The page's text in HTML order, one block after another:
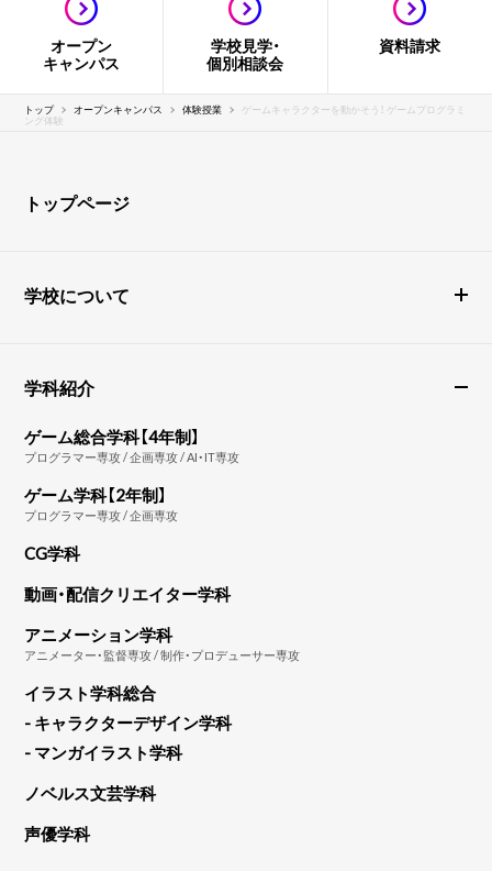
オープン
キャンパス
学校見学・
個別相談会
資料請求
トップ オープンキャンパス 体験授業 ゲームキャラクターを動かそう！ ゲームプログラミ
ング体験
トップページ
学校について
学科紹介
ゲーム総合学科【4年制】
プログラマー専攻 / 企画専攻 / AI・IT専攻
ゲーム学科【2年制】
プログラマー専攻 / 企画専攻
CG学科
動画・配信クリエイター学科
アニメーション学科
アニメーター・監督専攻 / 制作・プロデューサー専攻
イラスト学科総合
- キャラクターデザイン学科
- マンガイラスト学科
ノベルス文芸学科
声優学科